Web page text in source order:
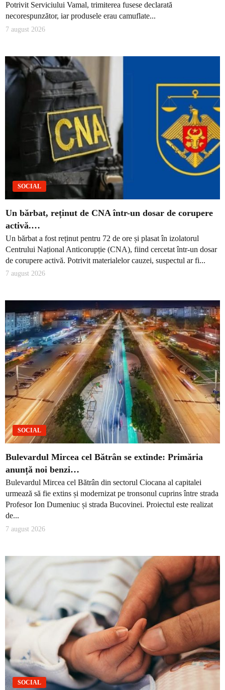
Potrivit Serviciului Vamal, trimiterea fusese declarată
necorespunzător, iar produsele erau camuflate...
7 august 2026
SOCIAL
Un bărbat, reținut de CNA într-un dosar de corupere
activă.…
Un bărbat a fost reținut pentru 72 de ore și plasat în izolatorul
Centrului Național Anticorupție (CNA), fiind cercetat într-un dosar
de corupere activă. Potrivit materialelor cauzei, suspectul ar fi...
7 august 2026
SOCIAL
Bulevardul Mircea cel Bătrân se extinde: Primăria
anunță noi benzi…
Bulevardul Mircea cel Bătrân din sectorul Ciocana al capitalei
urmează să fie extins și modernizat pe tronsonul cuprins între strada
Profesor Ion Dumeniuc și strada Bucovinei. Proiectul este realizat
de...
7 august 2026
SOCIAL